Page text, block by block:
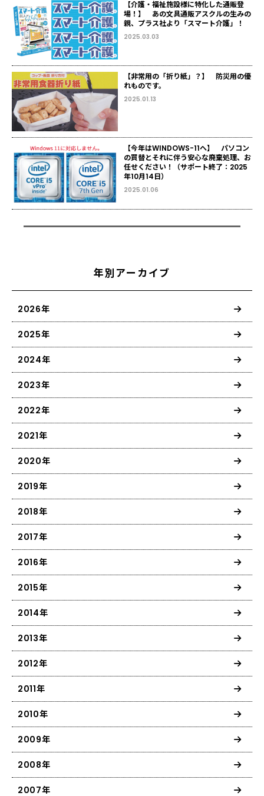
【介護・福祉施設様に特化した通販登
場！】 あの文具通販アスクルの生みの
親、プラス社より「スマート介護」！
2025.03.03
【非常用の「折り紙」？】 防災用の優
れものです。
2025.01.13
【今年はWINDOWS-11へ】 パソコン
の買替とそれに伴う安心な廃棄処理、お
任せください！（サポート終了：2025
年10月14日）
2025.01.06
年別アーカイブ
2026年
2025年
2024年
2023年
2022年
2021年
2020年
2019年
2018年
2017年
2016年
2015年
2014年
2013年
2012年
2011年
2010年
2009年
2008年
2007年